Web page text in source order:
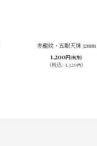
赤龍紋・五眼天珠 32mm
1,200円(税別)
(税込: 1,320円)